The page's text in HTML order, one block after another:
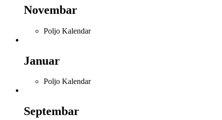
Novembar
Poljo Kalendar
Januar
Poljo Kalendar
Septembar